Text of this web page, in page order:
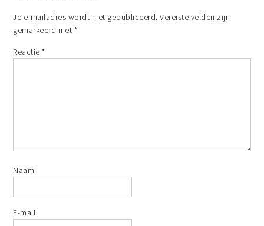
Je e-mailadres wordt niet gepubliceerd. Vereiste velden zijn
gemarkeerd met *
Reactie*
Naam
E-mail